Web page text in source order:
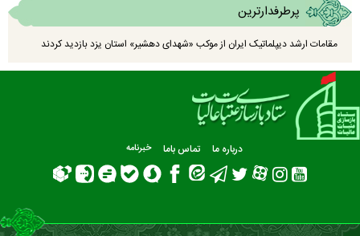
پرطرفدارترین
مقامات ارشد دیپلماتیک ایران از موکب «شهدای دهشیر» استان یزد بازدید کردند
درباره ما تماس باما خبرنامه